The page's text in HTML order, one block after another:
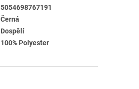
5054698767191
Černá
Dospělí
100% Polyester